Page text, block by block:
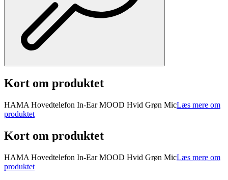
Kort om produktet
HAMA Hovedtelefon In-Ear MOOD Hvid Grøn MicLæs mere om
produktet
Kort om produktet
HAMA Hovedtelefon In-Ear MOOD Hvid Grøn MicLæs mere om
produktet